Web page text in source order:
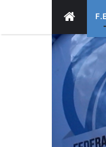
INICIO